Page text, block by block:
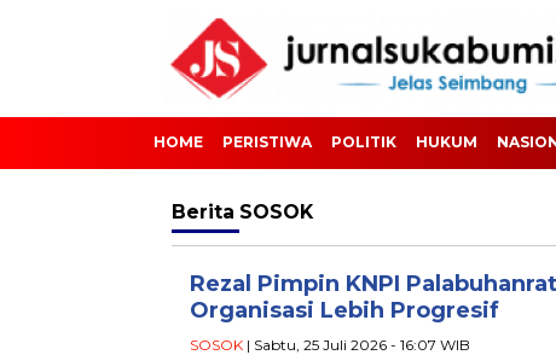
HOME PERISTIWA POLITIK HUKUM
Berita SOSOK
Rezal Pimpin KNPI
Organisasi Lebih Progresif
SOSOK | Sabtu, 25 Juli 2026 - 16:07 WIB